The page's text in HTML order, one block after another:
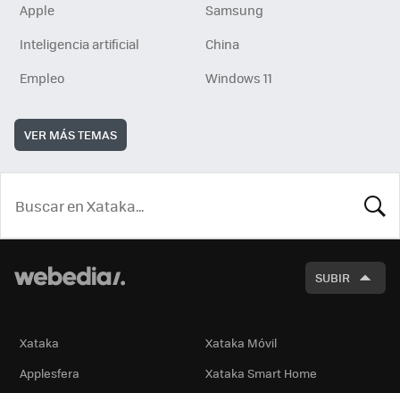
Apple
Samsung
Inteligencia artificial
China
Empleo
Windows 11
VER MÁS TEMAS
SUBIR
Xataka
Xataka Móvil
Applesfera
Xataka Smart Home